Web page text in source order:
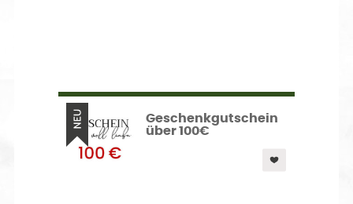
Geschenkgutschein
über 100€